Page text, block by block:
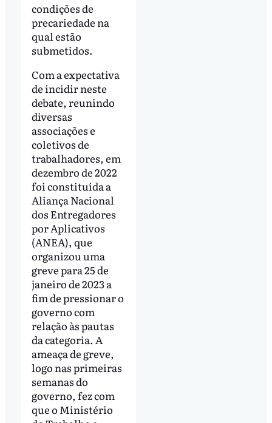
condições de
precariedade na
qual estão
submetidos.
Com a expectativa
de incidir neste
debate, reunindo
diversas
associações e
coletivos de
trabalhadores, em
dezembro de 2022
foi constituída a
Aliança Nacional
dos Entregadores
por Aplicativos
(ANEA), que
organizou uma
greve para 25 de
janeiro de 2023 a
fim de pressionar o
governo com
relação às pautas
da categoria. A
ameaça de greve,
logo nas primeiras
semanas do
governo, fez com
que o Ministério